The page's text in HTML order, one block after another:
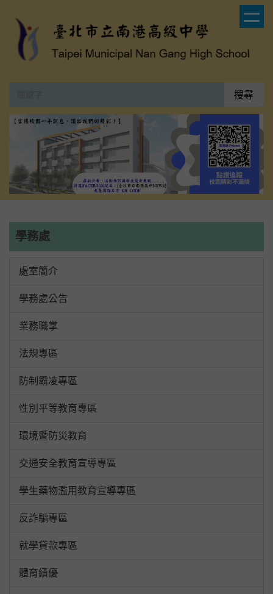
容
搜尋
學務處
處室簡介
學務處公告
業務職掌
法規專區
防制霸凌專區
性別平等教育專區
環境暨防災教育
交通安全教育宣導專區
學生藥物濫用教育宣導專區
反詐騙專區
就學貸款專區
體育績優